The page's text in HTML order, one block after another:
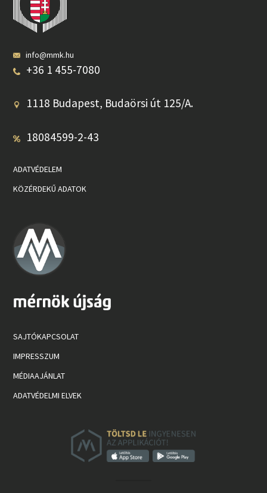
info@mmk.hu
+36 1 455-7080
1118 Budapest, Budaörsi út 125/A.
18084599-2-43
ADATVÉDELEM
KÖZÉRDEKŰ ADATOK
SAJTÓKAPCSOLAT
IMPRESSZUM
MÉDIAAJÁNLAT
ADATVÉDELMI ELVEK